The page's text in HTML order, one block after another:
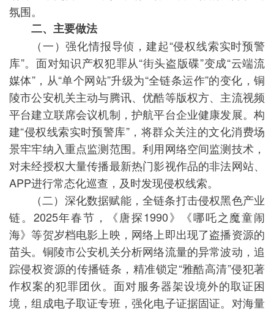
氛围。
二、主要做法
（一）强化情报导侦，建起“侵权线索实时预警
库”。面对知识产权犯罪从“街头盗版碟”变成“云端流
媒体”，从“单个网站”升级为“全链条运作”的变化，铜
陵市公安机关主动与腾讯、优酷等版权方、主流视频
平台建立联席会议机制，护航平台企业健康发展。构
建“侵权线索实时预警库”，将群众关注的文化消费场
景牢牢纳入重点监测范围。利用网络空间监测技术，
对未经授权大量传播最新热门影视作品的非法网站、
APP进行常态化巡查，及时发现侵权线索。
（二）深化数据赋能，全链条打击侵权黑色产业
链。2025年春节，《唐探1990》《哪吒之魔童闹
海》等贺岁档电影上映，网络上即出现了盗播资源的
苗头。铜陵市公安机关分析网络流量的异常波动，追
踪侵权资源的传播链条，精准锁定“雅酷高清”侵犯著
作权案的犯罪团伙。面对服务器架设境外的取证困
境，组成电子取证专班，强化电子证据固证。对海量